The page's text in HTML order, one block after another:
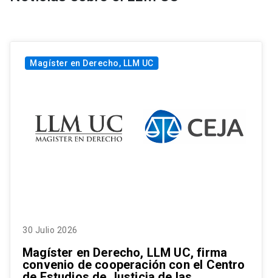
Magíster en Derecho, LLM UC
30 Julio 2026
Magíster en Derecho, LLM UC, firma
convenio de cooperación con el Centro